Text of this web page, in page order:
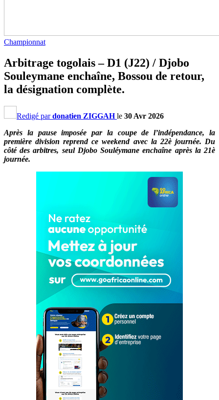
Championnat
Arbitrage togolais – D1 (J22) / Djobo
Souleymane enchaîne, Bossou de retour,
la désignation complète.
Redigé pardonatien ZIGGAH le 30 Avr 2026
Après la pause imposée par la coupe de l’indépendance, la
première division reprend ce weekend avec la 22è journée. Du
côté des arbitres, seul Djobo Souléymane enchaîne après la 21è
journée.